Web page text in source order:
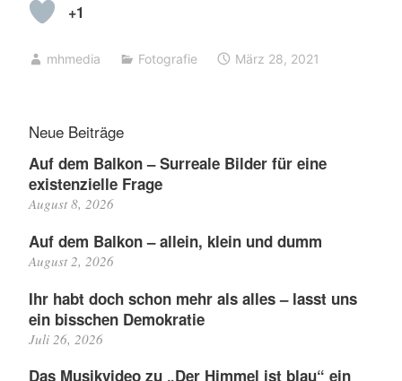
+1
mhmedia Fotografie März 28, 2021
Neue Beiträge
Auf dem Balkon – Surreale Bilder für eine
existenzielle Frage
August 8, 2026
Auf dem Balkon – allein, klein und dumm
August 2, 2026
Ihr habt doch schon mehr als alles – lasst uns
ein bisschen Demokratie
Juli 26, 2026
Das Musikvideo zu „Der Himmel ist blau“ ein